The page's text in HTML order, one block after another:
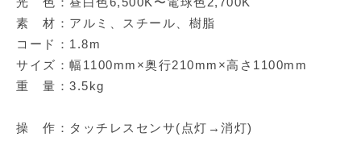
素 材：アルミ、スチール、樹脂
コード：1.8m
サイズ：幅1100mm×奥行210mm×高さ1100mm
重 量：3.5kg
操 作：タッチレスセンサ(点灯→消灯)